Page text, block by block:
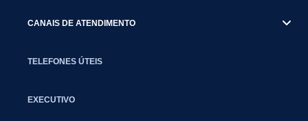
CANAIS DE ATENDIMENTO
TELEFONES ÚTEIS
EXECUTIVO